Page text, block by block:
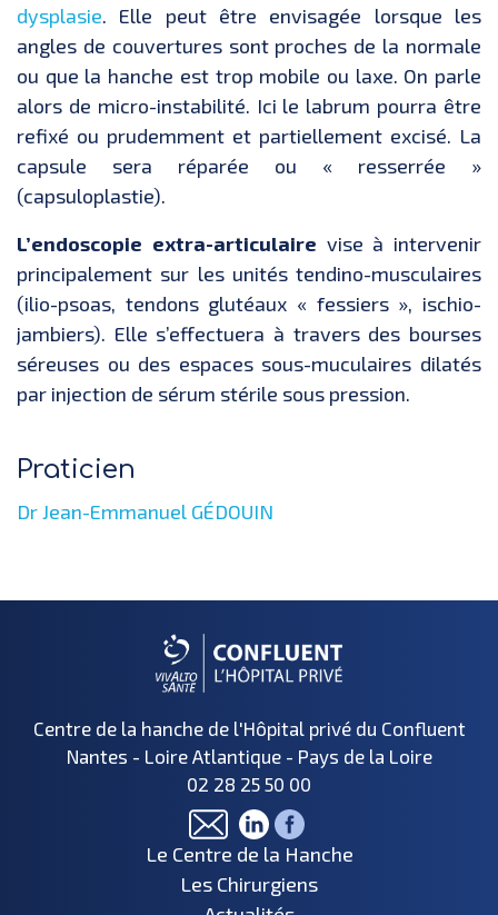
dysplasie. Elle peut être envisagée lorsque les
angles de couvertures sont proches de la normale
ou que la hanche est trop mobile ou laxe. On parle
alors de micro-instabilité. Ici le labrum pourra être
refixé ou prudemment et partiellement excisé. La
capsule sera réparée ou « resserrée »
(capsuloplastie).
L’endoscopie extra-articulaire vise à intervenir
principalement sur les unités tendino-musculaires
(ilio-psoas, tendons glutéaux « fessiers », ischio-
jambiers). Elle s’effectuera à travers des bourses
séreuses ou des espaces sous-muculaires dilatés
par injection de sérum stérile sous pression.
Praticien
Dr Jean-Emmanuel GÉDOUIN
Centre de la hanche de l'Hôpital privé du Confluent
Nantes - Loire Atlantique - Pays de la Loire
02 28 25 50 00
Le Centre de la Hanche
Les Chirurgiens